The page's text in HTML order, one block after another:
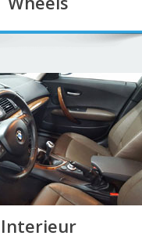
Interieur